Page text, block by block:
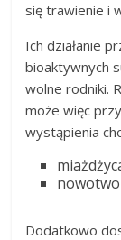
się trawienie i
Ich działanie
bioaktywnych
wolne rodniki.
może więc
wystąpienia
Dodatkowo